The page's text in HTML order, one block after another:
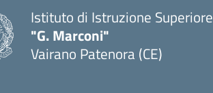
Istituto di Istruzione Superiore
"G. Marconi"
Vairano Patenora (CE)